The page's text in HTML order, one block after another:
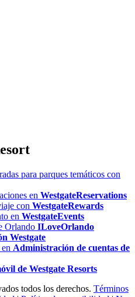
para parques temáticos con
en WestgateReservations
con WestgateRewards
en WestgateEvents
Orlando ILoveOrlando
Westgate
Administración de cuentas de
de Westgate Resorts
todos los derechos. Términos